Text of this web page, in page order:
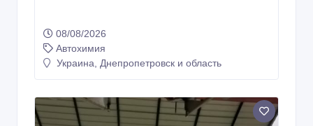
08/08/2026
Автохимия
Украина, Днепропетровск и область